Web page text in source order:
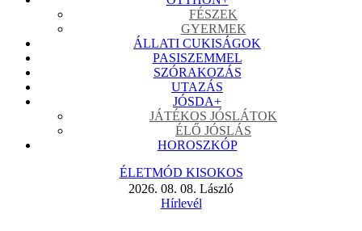
FÉSZEK
GYERMEK
ÁLLATI CUKISÁGOK
PASISZEMMEL
SZÓRAKOZÁS
UTAZÁS
JÓSDA+
JÁTÉKOS JÓSLÁTOK
ÉLŐ JÓSLÁS
HOROSZKÓP
ÉLETMÓD KISOKOS
2026. 08. 08. László
Hírlevél